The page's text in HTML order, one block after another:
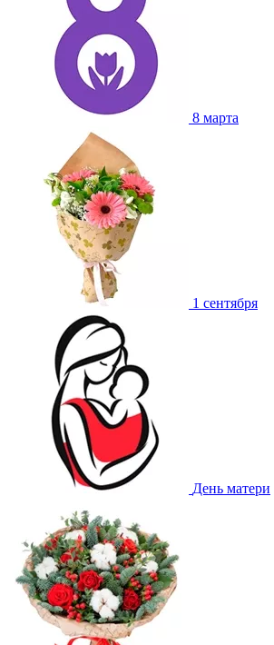
8 марта
1 сентября
День матери